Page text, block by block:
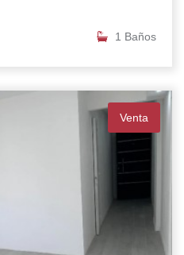
1 Baños
Venta